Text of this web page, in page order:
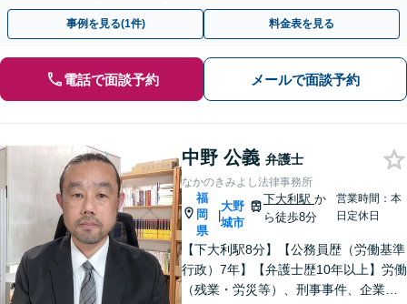
可】【ビデオ面談可】
事例を見る(1件) 料金表を見る
電話で面談予約 メールで面談予約
中野 公義 弁護士
なかのきみよし法律事務所
福
岡
県
|
大野
城市
下大利駅か
ら徒歩8分
営業時間：本
日定休日
【下大利駅8分】【公務員歴（労働基準
行政）7年】【弁護士歴10年以上】労働
（残業・労災等）、刑事事件、企業法